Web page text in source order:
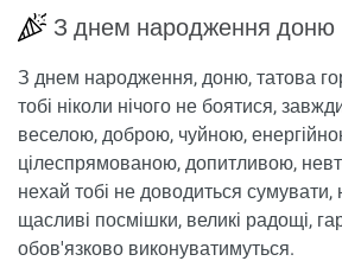
З днем ​​народження доню
З днем ​​народження, доню, татова
тобі ніколи нічого не боятися,
веселою, доброю, чуйною,
цілеспрямованою, допитливою,
нехай тобі не доводиться
щасливі посмішки, великі радощі,
обов'язково виконуватимуться.